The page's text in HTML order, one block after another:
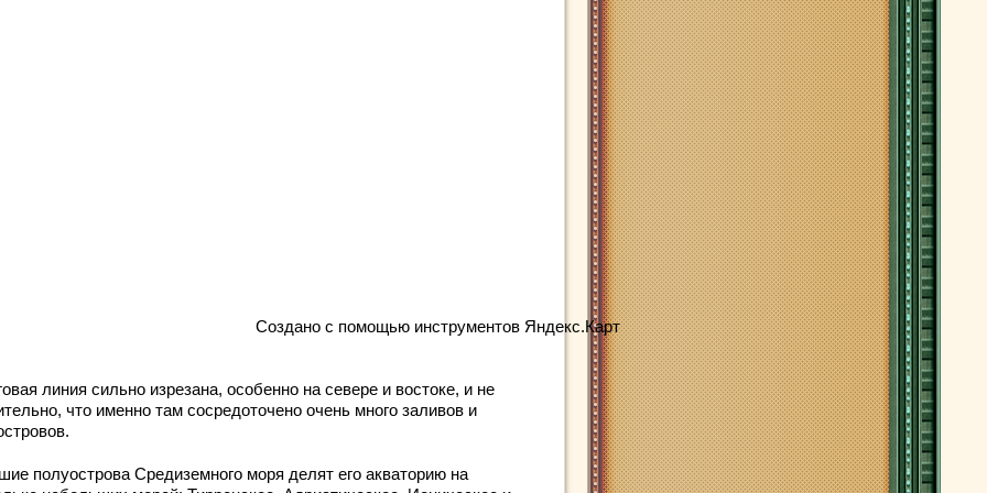
Создано с помощью инструментов Яндекс.Карт
линия сильно изрезана, особенно на севере и востоке, и не
что именно там сосредоточено очень много заливов и
полуострова Средиземного моря делят его акваторию на